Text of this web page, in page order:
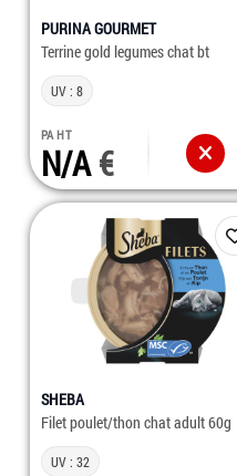
PURINA GOURMET
Terrine gold legumes chat bt
UV : 8
PA HT
N/A
SHEBA
Filet poulet/thon chat adult 60g
UV : 32